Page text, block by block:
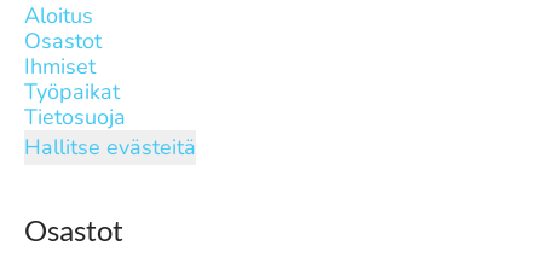
Aloitus
Osastot
Ihmiset
Työpaikat
Tietosuoja
Hallitse evästeitä
Osastot